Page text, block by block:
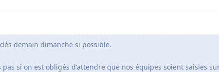
demain dimanche si possible.
pas si on est obligés d'attendre que nos équipes soient saisies